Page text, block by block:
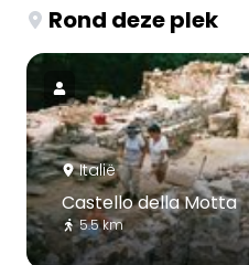
Rond deze plek
Italië
Castello della Motta
5.5 km